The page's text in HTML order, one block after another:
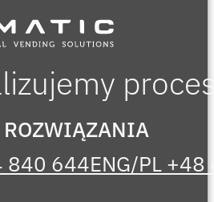
ROZWIĄZANIA
840 644ENG/PL